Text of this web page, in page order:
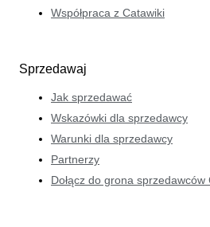
Współpraca z Catawiki
Sprzedawaj
Jak sprzedawać
Wskazówki dla sprzedawcy
Warunki dla sprzedawcy
Partnerzy
Dołącz do grona sprzedawców